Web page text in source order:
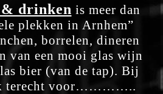
& drinken is meer dan
plekken in Arnhem”
borrelen, dineren
van een mooi glas wijn
bier (van de tap). Bij
terecht voor…………..